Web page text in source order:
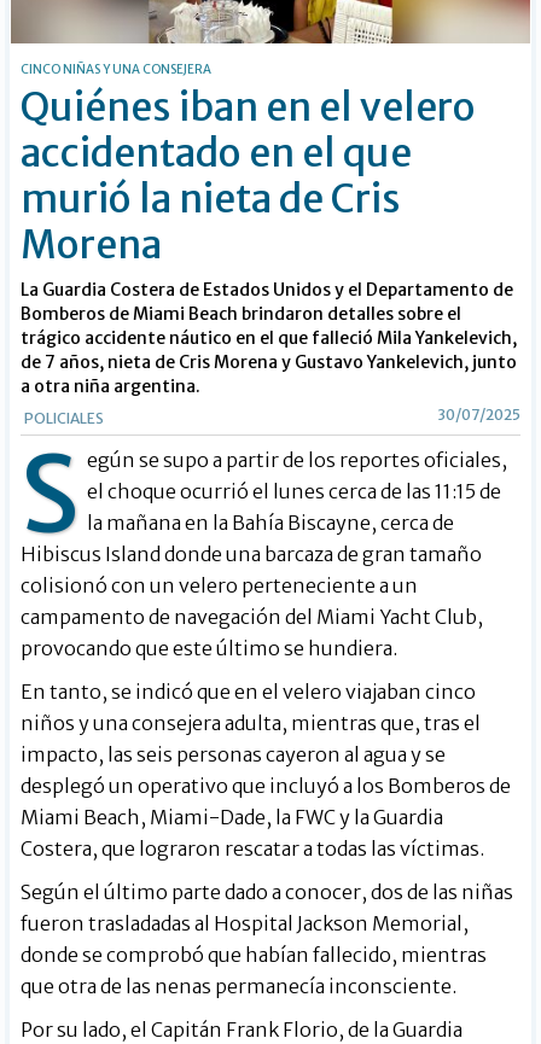
CINCO NIÑAS Y UNA CONSEJERA
Quiénes iban en el velero
accidentado en el que
murió la nieta de Cris
Morena
La Guardia Costera de Estados Unidos y el Departamento de
Bomberos de Miami Beach brindaron detalles sobre el
trágico accidente náutico en el que falleció Mila Yankelevich,
de 7 años, nieta de Cris Morena y Gustavo Yankelevich, junto
a otra niña argentina.
POLICIALES 30/07/2025
S egún se supo a partir de los reportes oficiales,
el choque ocurrió el lunes cerca de las 11:15 de
la mañana en la Bahía Biscayne, cerca de
Hibiscus Island donde una barcaza de gran tamaño
colisionó con un velero perteneciente a un
campamento de navegación del Miami Yacht Club,
provocando que este último se hundiera.
En tanto, se indicó que en el velero viajaban cinco
niños y una consejera adulta, mientras que, tras el
impacto, las seis personas cayeron al agua y se
desplegó un operativo que incluyó a los Bomberos de
Miami Beach, Miami-Dade, la FWC y la Guardia
Costera, que lograron rescatar a todas las víctimas.
Según el último parte dado a conocer, dos de las niñas
fueron trasladadas al Hospital Jackson Memorial,
donde se comprobó que habían fallecido, mientras
que otra de las nenas permanecía inconsciente.
Por su lado, el Capitán Frank Florio, de la Guardia